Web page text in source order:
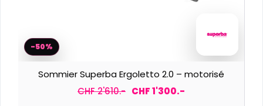
-50%
Sommier Superba Ergoletto 2.0 – motorisé
CHF 2'610.- CHF 1'300.-